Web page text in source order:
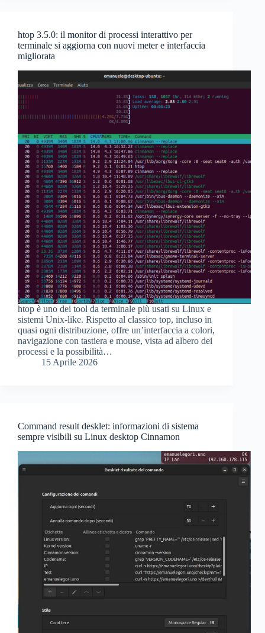
htop 3.5.0: il monitor di processi interattivo per
terminale si aggiorna con nuovi meter e interfaccia
migliorata
htop è uno dei tool da terminale più usati su Linux e
sistemi Unix-like. Rispetto al classico top, incluso in
quasi ogni distribuzione, offre un’interfaccia a colori,
navigazione con tastiera e mouse, vista ad albero dei
processi e la possibilità…
15 Aprile 2026
Command result desklet: informazioni di sistema
sempre visibili su Linux desktop Cinnamon